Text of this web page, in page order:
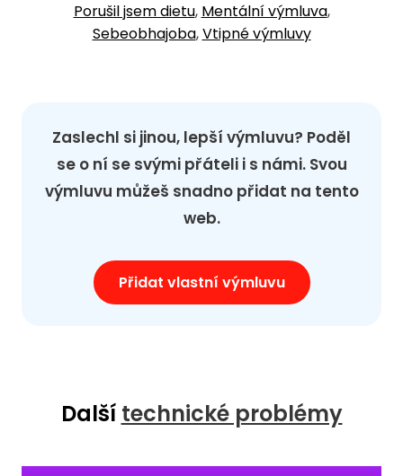
Porušil jsem dietu, Mentální výmluva,
Sebeobhajoba,Vtipné výmluvy
Zaslechl si jinou, lepší výmluvu? Poděl
se o ní se svými přáteli i s námi. Svou
výmluvu můžeš snadno přidat na tento
web.
Přidat vlastní výmluvu
Další technické problémy